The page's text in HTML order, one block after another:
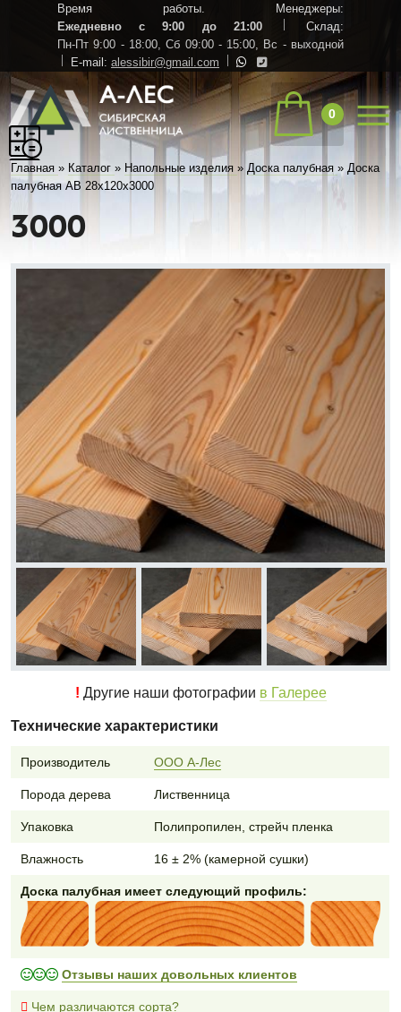
Время работы. Менеджеры:
Ежедневно с 9:00 до 21:00
Склад:
Пн-Пт 9:00 - 18:00, Сб 09:00 - 15:00, Вс - выходной
E-mail: alessibir@gmail.com
0
Главная » Каталог » Напольные изделия »Доска палубная »Доска
палубная АВ 28х120х3000
3000
! Другие наши фотографии в Галерее
Технические характеристики
Производитель ООО А-Лес
Порода дерева Лиственница
Упаковка Полипропилен, стрейч пленка
Влажность 16 ± 2% (камерной сушки)
Доска палубная имеет следующий профиль:
Отзывы наших довольных клиентов
Чем различаются сорта?